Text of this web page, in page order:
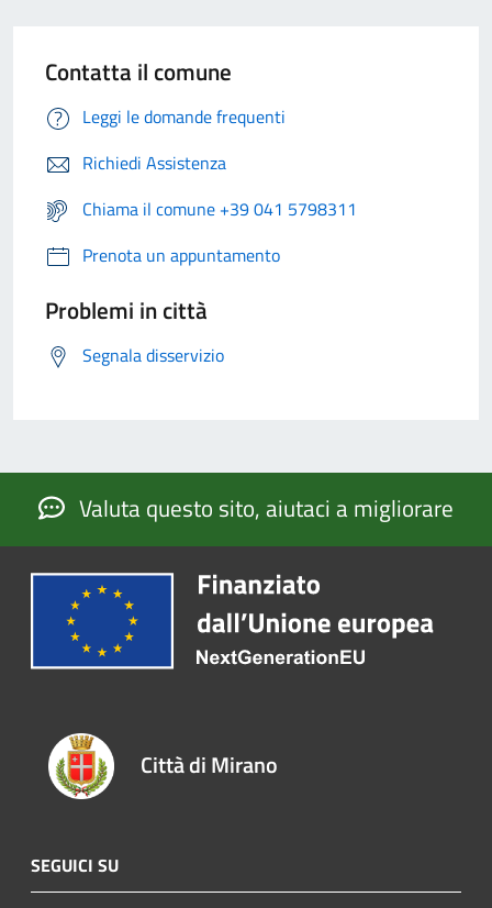
Contatta il comune
Leggi le domande frequenti
Richiedi Assistenza
Chiama il comune +39 041 5798311
Prenota un appuntamento
Problemi in città
Segnala disservizio
Valuta questo sito, aiutaci a migliorare
Città di Mirano
SEGUICI SU